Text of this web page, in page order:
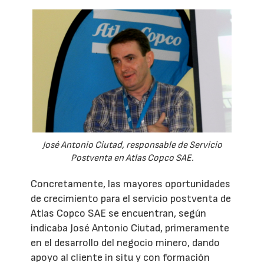
José Antonio Ciutad, responsable de Servicio
Postventa en Atlas Copco SAE.
Concretamente, las mayores oportunidades
de crecimiento para el servicio postventa de
Atlas Copco SAE se encuentran, según
indicaba José Antonio Ciutad, primeramente
en el desarrollo del negocio minero, dando
apoyo al cliente in situ y con formación